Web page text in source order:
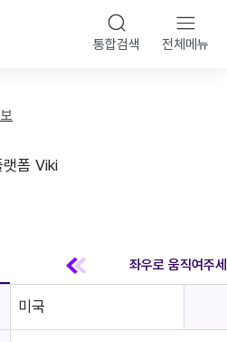
통합검색 전체메뉴
랫폼 Viki
미국